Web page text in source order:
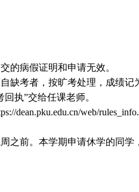
的病假证明和申请无效。
缺考者，按旷考处理，成绩记
回执”交给任课老师。
dean.pku.edu.cn/web/
之前。本学期申请休学的同学